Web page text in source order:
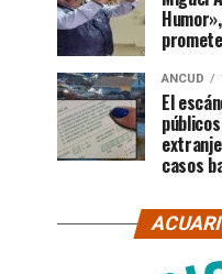
ANCUD
El
casos